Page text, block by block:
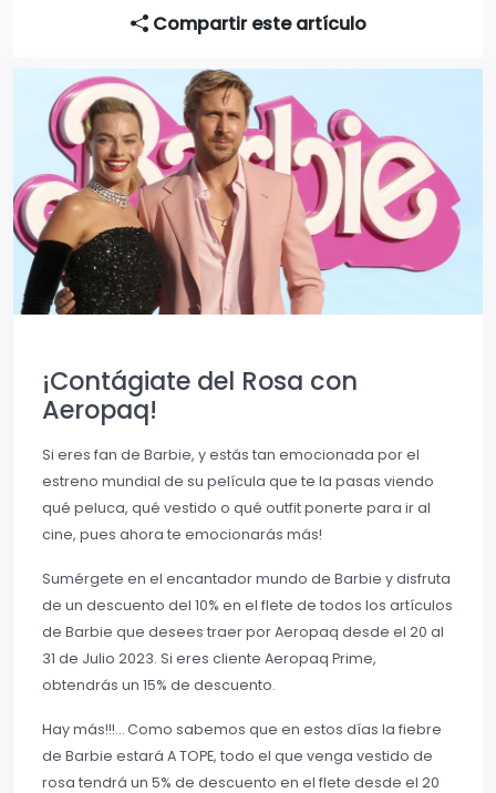
Compartir este artículo
¡Contágiate del Rosa con
Aeropaq!
Si eres fan de Barbie, y estás tan emocionada por el
estreno mundial de su película que te la pasas viendo
qué peluca, qué vestido o qué outfit ponerte para ir al
cine, pues ahora te emocionarás más!
Sumérgete en el encantador mundo de Barbie y disfruta
de un descuento del 10% en el flete de todos los artículos
de Barbie que desees traer por Aeropaq desde el 20 al
31 de Julio 2023. Si eres cliente Aeropaq Prime,
obtendrás un 15% de descuento.
Hay más!!!… Como sabemos que en estos días la fiebre
de Barbie estará A TOPE, todo el que venga vestido de
rosa tendrá un 5% de descuento en el flete desde el 20